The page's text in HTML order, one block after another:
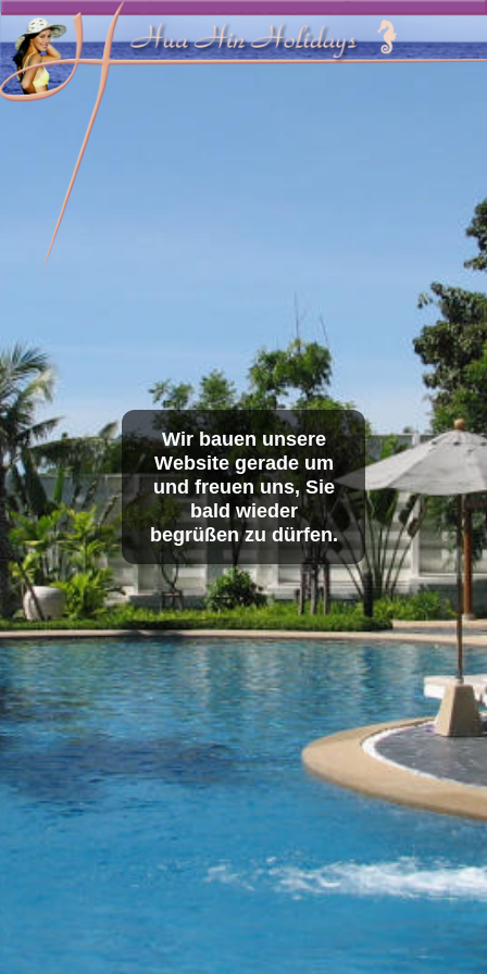
// -*- coding: utf-8 -*- echo '
Wir bauen unsere
Website gerade um
und freuen uns, Sie
bald wieder
begrüßen zu dürfen.
';